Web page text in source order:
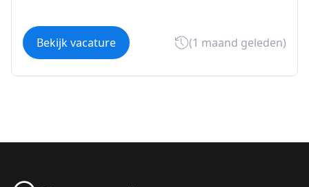
Bekijk vacature (1 maand geleden)